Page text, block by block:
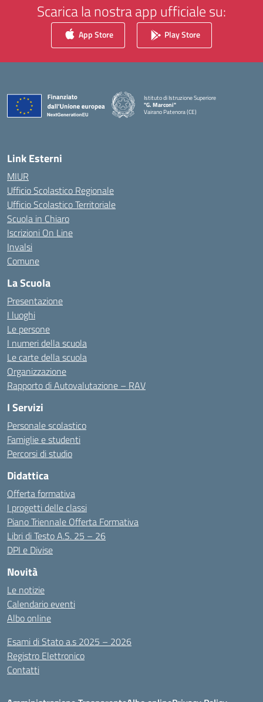
Scarica la nostra app ufficiale su:
App Store Play Store
Istituto di Istruzione Superiore
"G. Marconi"
Vairano Patenora (CE)
Link Esterni
MIUR
Ufficio Scolastico Regionale
Ufficio Scolastico Territoriale
Scuola in Chiaro
Iscrizioni On Line
Invalsi
Comune
La Scuola
Presentazione
I luoghi
Le persone
I numeri della scuola
Le carte della scuola
Organizzazione
Rapporto di Autovalutazione – RAV
I Servizi
Personale scolastico
Famiglie e studenti
Percorsi di studio
Didattica
Offerta formativa
I progetti delle classi
Piano Triennale Offerta Formativa
Libri di Testo A.S. 25 – 26
DPI e Divise
Novità
Le notizie
Calendario eventi
Albo online
Esami di Stato a.s 2025 – 2026
Registro Elettronico
Contatti